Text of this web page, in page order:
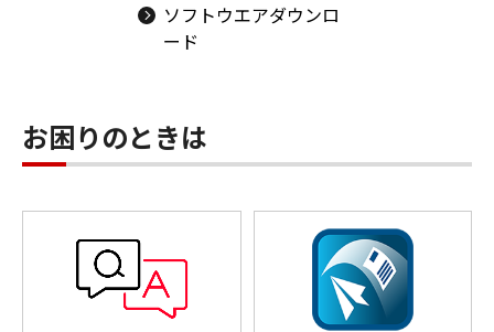
ソフトウエアダウンロ
ード
お困りのときは